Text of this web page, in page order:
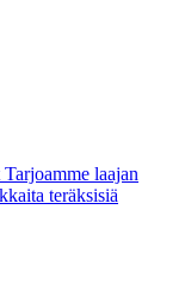
Tarjoamme laajan
teräksisiä